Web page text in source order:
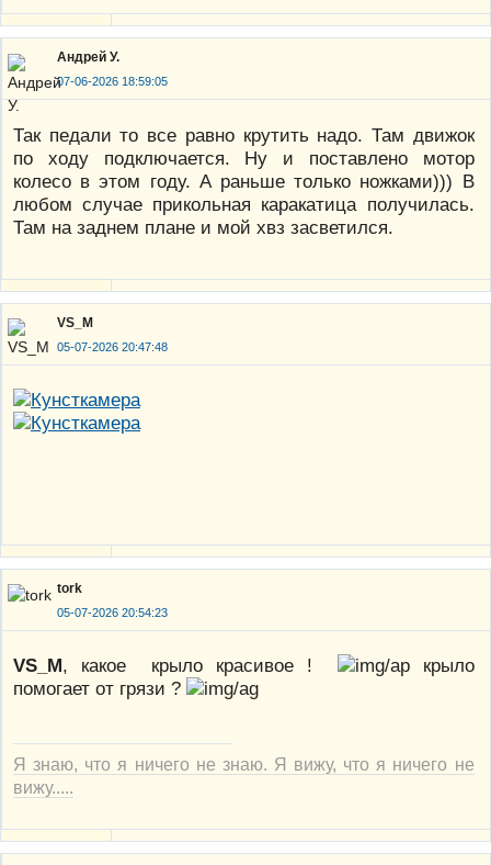
Андрей У.
07-06-2026 18:59:05
Так педали то все равно крутить надо. Там движок
по ходу подключается. Ну и поставлено мотор
колесо в этом году. А раньше только ножками))) В
любом случае прикольная каракатица получилась.
Там на заднем плане и мой хвз засветился.
VS_M
05-07-2026 20:47:48
tork
05-07-2026 20:54:23
VS_M, какое крыло красивое !
крыло
помогает от грязи ?
Я знаю, что я ничего не знаю. Я вижу, что я ничего не
вижу.....